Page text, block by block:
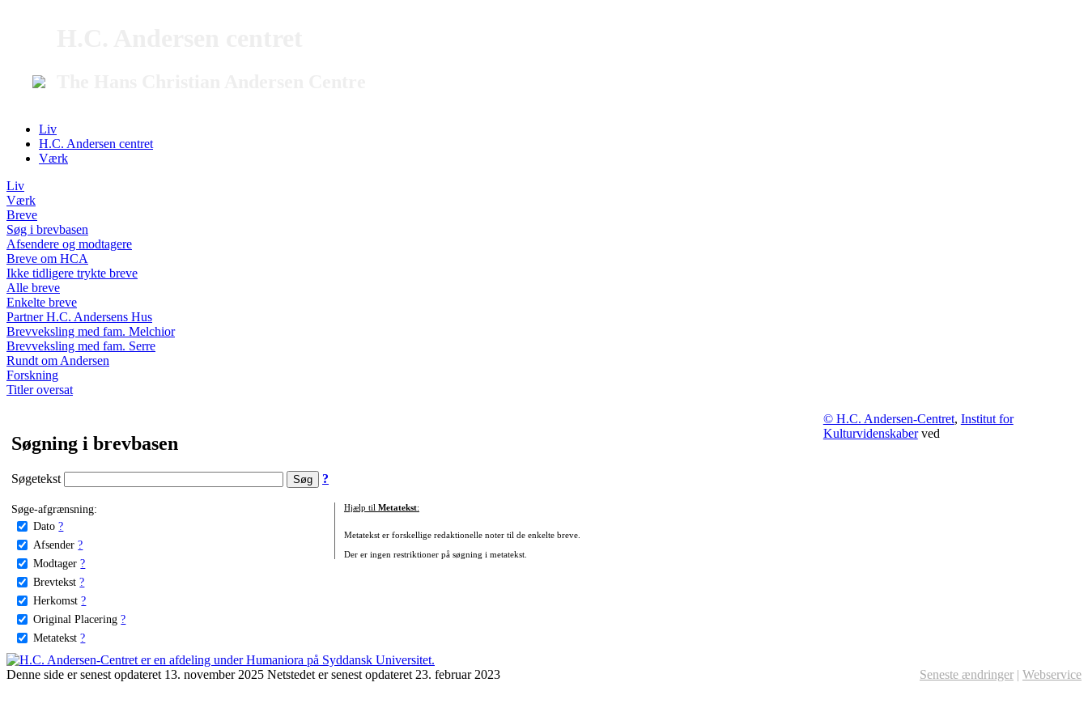
Liv
H.C. Andersen centret
Værk
Liv
Værk
Breve
Søg i brevbasen
Afsendere og modtagere
Breve om HCA
Ikke tidligere trykte breve
Alle breve
Enkelte breve
Partner H.C. Andersens Hus
Brevveksling med fam. Melchior
Brevveksling med fam. Serre
Rundt om Andersen
Forskning
Titler oversat
Søgning i brevbasen
Søgetekst ?
Søge-afgrænsning:
Dato ?
Afsender ?
Modtager ?
Brevtekst ?
Herkomst ?
Original Placering ?
Metatekst ?
Hjælp til Metatekst:
Metatekst er forskellige redaktionelle noter til de enkelte breve.
Der er ingen restriktioner på søgning i metatekst.
© H.C. Andersen-Centret, Institut for
Kulturvidenskaberved
Denne side er senest opdateret 13. november 2025 Netstedet er senest opdateret 23. februar 2023 Seneste ændringer | Webservice